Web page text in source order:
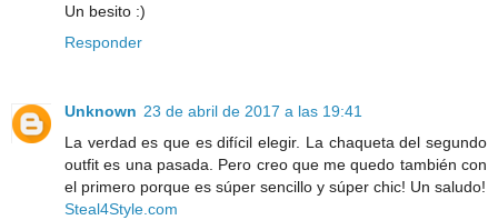
Un besito :)
Responder
Unknown 23 de abril de 2017 a las 19:41
La verdad es que es difícil elegir. La chaqueta del segundo
outfit es una pasada. Pero creo que me quedo también con
el primero porque es súper sencillo y súper chic! Un saludo!
Steal4Style.com